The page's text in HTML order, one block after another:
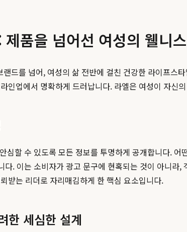
품을 넘어선 여성의 웰니
드를 넘어, 여성의 삶 전반에 걸친 건강한 라이프
인업에서 명확하게 드러납니다. 라엘은 여성이 자신
심할 수 있도록 모든 정보를 투명하게 공개합니다.
. 이는 소비자가 광고 문구에 현혹되는 것이 아니
받는 리더로 자리매김하게 한 핵심 요소입니다.
한 세심한 설계